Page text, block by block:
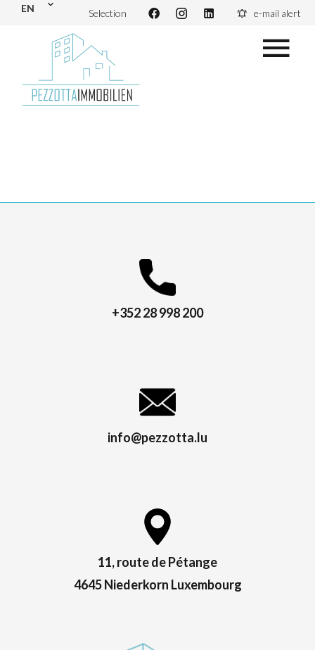
EN Selection e-mail alert
+352 28 998 200
info@pezzotta.lu
11, route de Pétange
4645 Niederkorn Luxembourg